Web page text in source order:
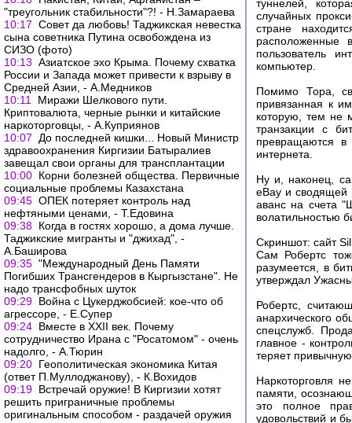
"треугольник стабильности"?! - Н.Замараева
10:17 Совет да любовь! Таджикская невестка
сына советника Путина освобождена из
СИЗО (фото)
10:13 Азиатское эхо Крыма. Почему схватка
России и Запада может привести к взрыву в
Средней Азии, - А.Медников
10:11
Миражи Шелкового пути.
Криптовалюта, черные рынки и китайские
наркоторговцы, - А.Куприянов
10:07
До последней кишки... Новый Министр
здравоохранения Киргизии Батыралиев
завещал свои органы для трансплантации
10:00 Корни болезней общества. Первичные
социальные проблемы Казахстана
09:45 ОПЕК потеряет контроль над
нефтяными ценами, - Т.Едовина
09:38 Когда в гостях хорошо, а дома лучше.
Таджикские мигранты и "джихад", -
А.Баширова
09:35 "Международный День Памяти
Погибших Трансгендеров в Кыргызстане". Не
надо трансфобных шуток
09:29 Война с Цукерджобсией: кое-что об
агрессоре, - Е.Супер
09:24 Вместе в XXII век. Почему
сотрудничество Ирана с "Росатомом" - очень
надолго, - А.Тюрин
09:20 Геополитическая экономика Китая
(ответ П.Муллоджанову), - К.Вохидов
09:19 Встречай оружие! В Киргизии хотят
решить приграничные проблемы
оригинальным способом - раздачей оружия
туннелей,
случайных
стране
расположенные
пользователь
компьютер.
Помимо Тора,
привязанная к
которую, тем не
транзакции с
превращаются
интернета.
Ну и, наконец,
eBay и сводящей
аванс на счета
волатильностью
Скриншот: сайт
Сам Робертс
разумеется, в
утверждал
Робертс,
анархического
спецслужб.
главное -
теряет
Наркоторговля
памяти,
это полное
удовольствий и